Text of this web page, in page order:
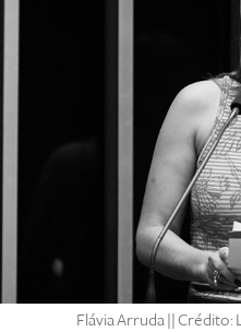
Flávia Arruda || Crédito: